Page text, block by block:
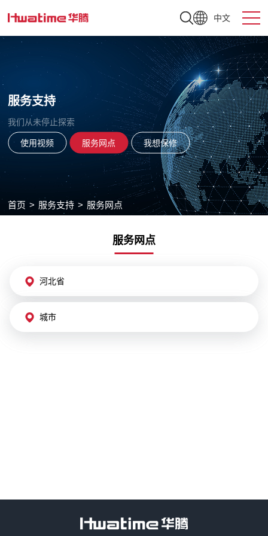
中文
服务支持
我们从未停止探索
使用视频 服务网点 我想保修
首页 > 服务支持 > 服务网点
服务网点
河北省
城市